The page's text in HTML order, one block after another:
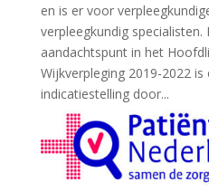
en is er voor
verpleegkundig specialisten.
aandachtspunt in het
Wijkverpleging 2019-2022
indicatiestelling door...